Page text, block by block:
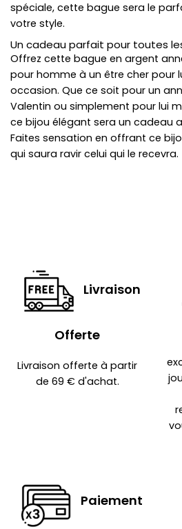
spéciale, cette bague sera le
votre style.
Un cadeau parfait pour toutes
Offrez cette bague en argent
pour homme à un être cher pour
occasion. Que ce soit pour un
Valentin ou simplement pour lui
ce bijou élégant sera un cadeau
Faites sensation en offrant ce
qui saura ravir celui qui le recevra.
Livraison
Offerte
Livraison offerte à partir
de 69 € d'achat.
Paiement